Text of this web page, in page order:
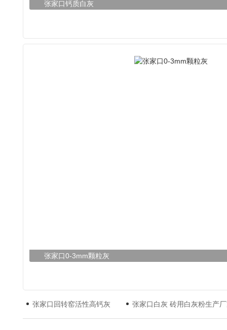
张家口钙质白灰
张家口0-3mm颗粒灰
张家口回转窑活性高钙灰 张家口白灰 砖用白灰粉生产